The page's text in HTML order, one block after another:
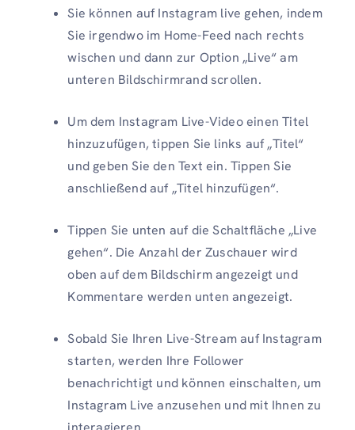
Sie können auf Instagram live gehen, indem
Sie irgendwo im Home-Feed nach rechts
wischen und dann zur Option „Live“ am
unteren Bildschirmrand scrollen.
Um dem Instagram Live-Video einen Titel
hinzuzufügen, tippen Sie links auf „Titel“
und geben Sie den Text ein. Tippen Sie
anschließend auf „Titel hinzufügen“.
Tippen Sie unten auf die Schaltfläche „Live
gehen“. Die Anzahl der Zuschauer wird
oben auf dem Bildschirm angezeigt und
Kommentare werden unten angezeigt.
Sobald Sie Ihren Live-Stream auf Instagram
starten, werden Ihre Follower
benachrichtigt und können einschalten, um
Instagram Live anzusehen und mit Ihnen zu